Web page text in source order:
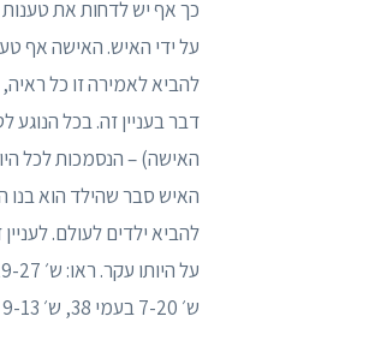
כך אף יש לדחות את טענות
על ידי האיש. האישה אף
להביא לאמירה זו כל
דבר בעניין זה. בכל
האישה) – הנסמכות לכל
האיש סבר שהילד הוא בנו
להביא ילדים לעולם.
ש׳ 7-20 בעמי 38, ש׳ 9-13 בעמ 41, עמ׳ 46 סיפא – עמ׳ 47 רישא, ש׳ 21-23 בעמ׳ 50 לפרוטוקול מיום 15.7.20.